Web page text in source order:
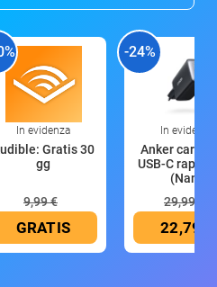
In evidenza
Gratis 30
gg
9,99 €
GRATIS
-24%
In evidenza
Anker
USB-C rapido
(Nano
29,99 €
22,79 €